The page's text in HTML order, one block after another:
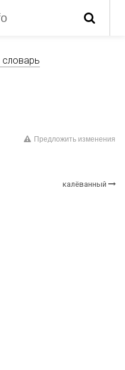
Предложить изменения
калёванный